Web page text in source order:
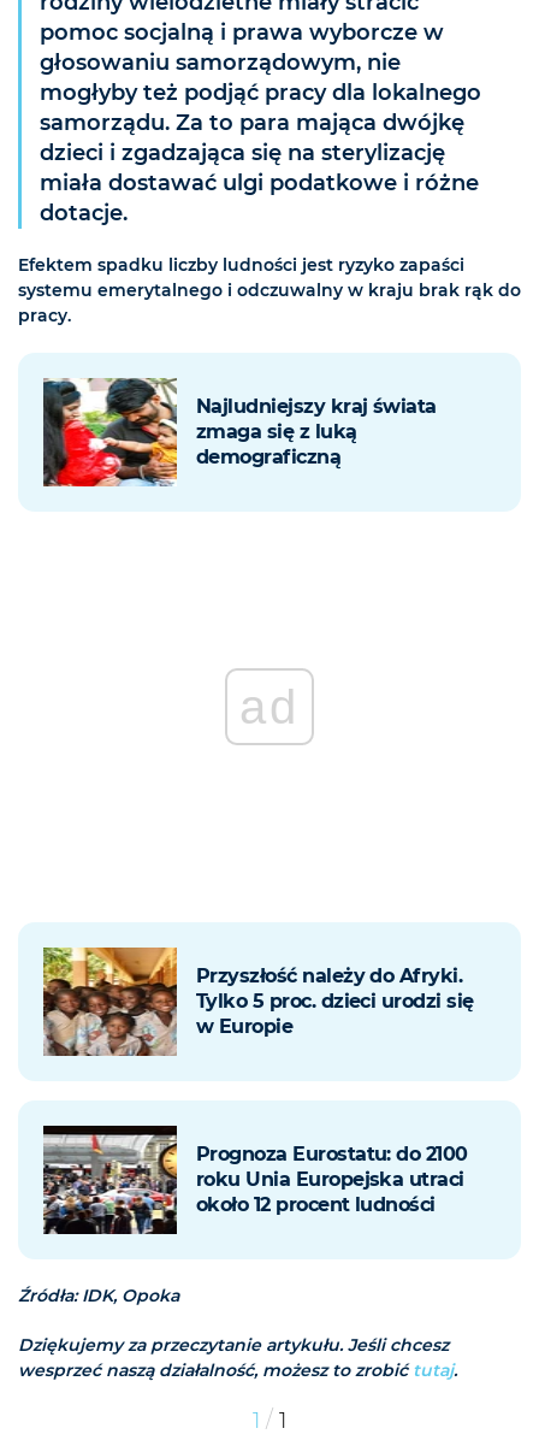
pomoc socjalną i prawa wyborcze w
głosowaniu samorządowym, nie
mogłyby też podjąć pracy dla lokalnego
samorządu. Za to para mająca dwójkę
dzieci i zgadzająca się na sterylizację
miała dostawać ulgi podatkowe i różne
dotacje.
Efektem spadku liczby ludności jest ryzyko zapaści
systemu emerytalnego i odczuwalny w kraju brak rąk do
pracy.
Najludniejszy kraj świata
zmaga się z luką
demograficzną
ad
Przyszłość należy do Afryki.
Tylko 5 proc. dzieci urodzi się
w Europie
Prognoza Eurostatu: do 2100
roku Unia Europejska utraci
około 12 procent ludności
Źródła: IDK, Opoka
Dziękujemy za przeczytanie artykułu. Jeśli chcesz
wesprzeć naszą działalność, możesz to zrobićtutaj.
1 / 1